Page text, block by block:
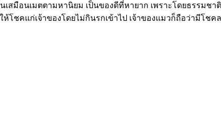
สมือนเมตตามหานิยม เป็นของดีที่หายาก เพราะโดยธรรม
คแก่เจ้าของโดยไม่กินรกเข้าไป เจ้าของแมวก็ถือว่ามีโชค